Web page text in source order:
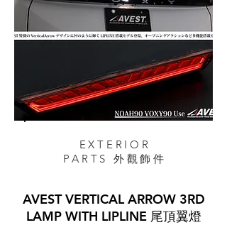
EXTERIOR
PARTS 外觀飾件
AVEST VERTICAL ARROW 3RD
LAMP WITH LIPLINE 尾頂翼燈